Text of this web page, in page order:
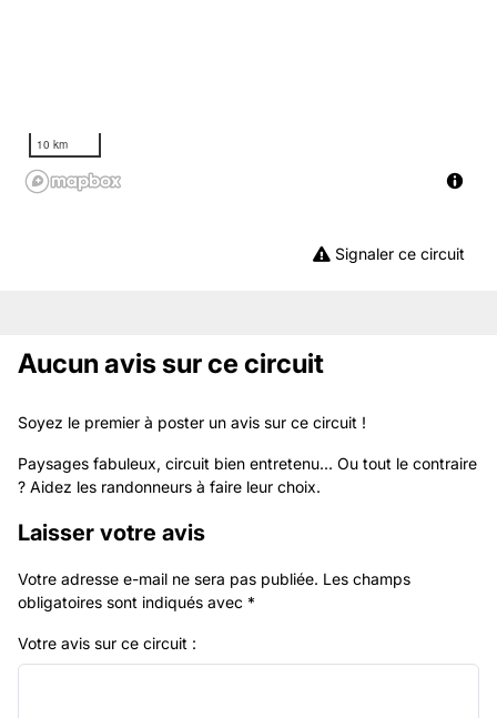
10 km
Signaler ce circuit
Aucun avis sur ce circuit
Soyez le premier à poster un avis sur ce circuit !
Paysages fabuleux, circuit bien entretenu... Ou tout le contraire
? Aidez les randonneurs à faire leur choix.
Laisser votre avis
Votre adresse e-mail ne sera pas publiée. Les champs
obligatoires sont indiqués avec *
Votre avis sur ce circuit :